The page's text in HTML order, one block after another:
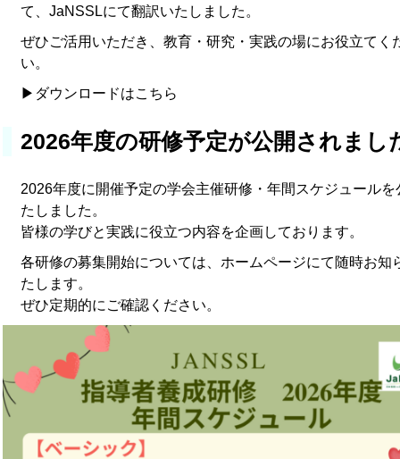
て、JaNSSLにて翻訳いたしました。
ぜひご活用いただき、教育・研究・実践の場にお役立てく
い。
▶ダウンロードはこちら
2026年度の研修予定が公開されまし
2026年度に開催予定の学会主催研修・年間スケジュールを
たしました。
皆様の学びと実践に役立つ内容を企画しております。
各研修の募集開始については、ホームページにて随時お知
たします。
ぜひ定期的にご確認ください。